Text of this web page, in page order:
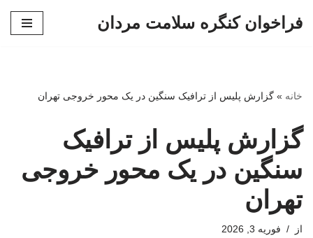
فراخوان کنگره سلامت مردان
خانه » گزارش پلیس از ترافیک سنگین در یک محور خروجی تهران
گزارش پلیس از ترافیک
سنگین در یک محور خروجی
تهران
از فوریه 3, 2026